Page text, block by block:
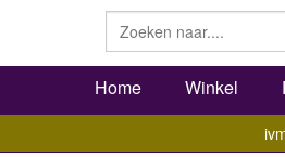
Home Winkel